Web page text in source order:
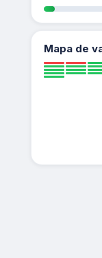
Mapa de